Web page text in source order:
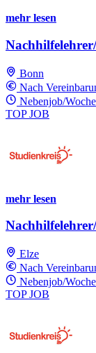
mehr lesen
Bonn
Nach
Nebenjob/
TOP JOB
mehr lesen
Elze
Nach
Nebenjob/
TOP JOB